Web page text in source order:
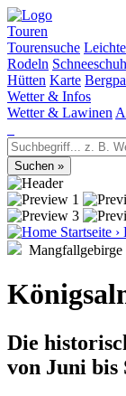
Touren
Tourensuche
Rodeln
Hütten Karte
Wetter & Infos
Wetter & Lawinen
Startseite ›
Mangfallgebirge
Die
von Juni bis